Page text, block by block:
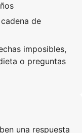
de
imposibles,
o preguntas
una respuesta